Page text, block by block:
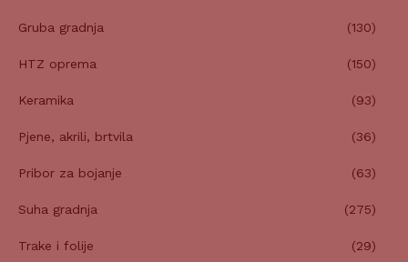
Gruba gradnja (130)
HTZ oprema (150)
Keramika (93)
Pjene, akrili, brtvila (36)
Pribor za bojanje (63)
Suha gradnja (275)
Trake i folije (29)